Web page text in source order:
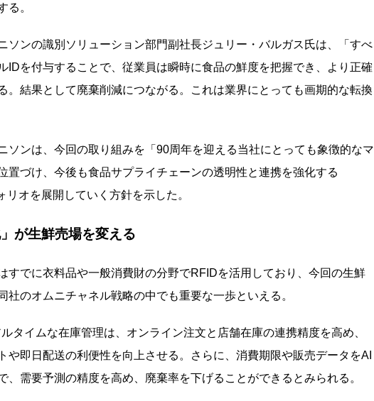
る。
ソンの識別ソリューション部門副社長ジュリー・バルガス氏は、「すべ
IDを付与することで、従業員は瞬時に食品の鮮度を把握でき、より正確
。結果として廃棄削減につながる。これは業界にとっても画期的な転換
ソンは、今回の取り組みを「90周年を迎える当社にとっても象徴的なマ
置づけ、今後も食品サプライチェーンの透明性と連携を強化する
オを展開していく方針を示した。
」が生鮮売場を変える
すでに衣料品や一般消費財の分野でRFIDを活用しており、今回の生鮮
社のオムニチャネル戦略の中でも重要な一歩といえる。
タイムな在庫管理は、オンライン注文と店舗在庫の連携精度を高め、
や即日配送の利便性を向上させる。さらに、消費期限や販売データをAI
、需要予測の精度を高め、廃棄率を下げることができるとみられる。